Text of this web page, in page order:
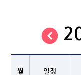
월 일정